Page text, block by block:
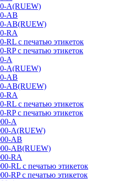
A(RUEW)
AB
AB(RUEW)
RA
RL с печатью этикеток
RP с печатью этикеток
A
A(RUEW)
AB
AB(RUEW)
RA
RL с печатью этикеток
RP с печатью этикеток
A
A(RUEW)
AB
AB(RUEW)
RA
RL с печатью этикеток
RP с печатью этикеток